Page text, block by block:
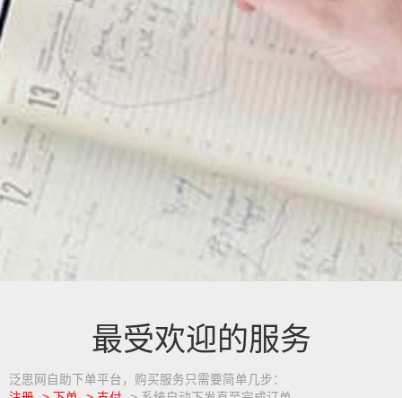
最受欢迎的服务
泛思网自助下单平台，购买服务只需要简单几步：